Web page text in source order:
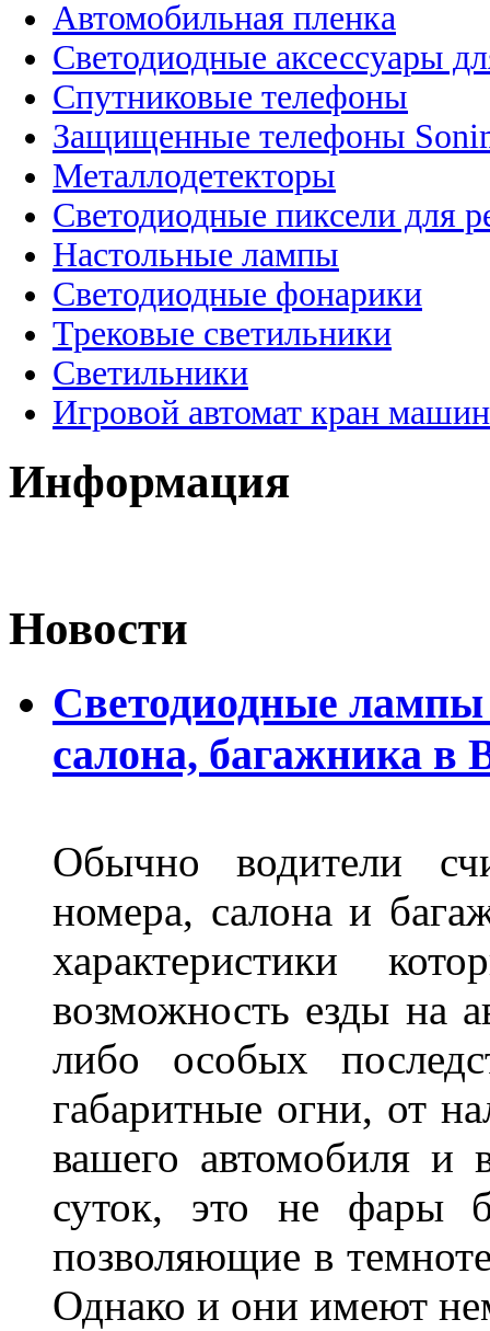
Автомобильная пленка
Светодиодные аксессуары
Спутниковые телефоны
Защищенные телефоны
Металлодетекторы
Светодиодные пиксели для
Настольные лампы
Светодиодные фонарики
Трековые светильники
Светильники
Игровой автомат кран
Информация
Новости
Светодиодные лампы
салона, багажника в
Обычно водители
номера, салона и
характеристики
возможность езды на
либо особых
габаритные огни, от
вашего автомобиля и
суток, это не фары
позволяющие в
Однако и они имеют